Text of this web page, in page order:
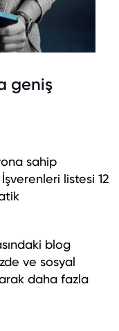
geniş
sahip
listesi 12
blog
ve sosyal
daha fazla